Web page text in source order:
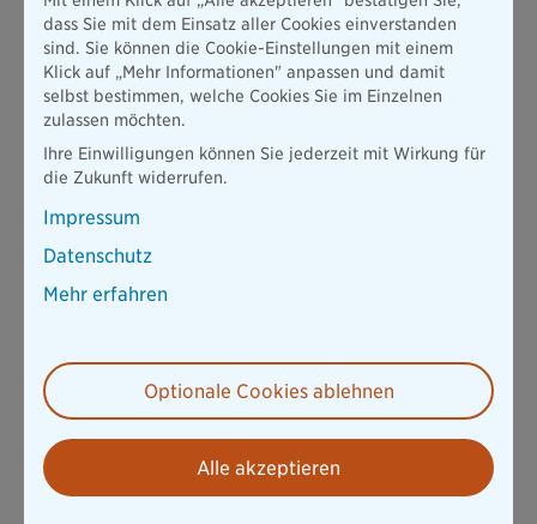
zumDatenschutz.
Sichere Verbindung: Ihre Daten werden SSL-verschlüsselt
übertragen.
dass Sie mit dem Einsatz aller Cookies einverstanden
sind. Sie können die Cookie-Einstellungen mit einem
Klick auf „Mehr Informationen" anpassen und damit
selbst bestimmen, welche Cookies Sie im Einzelnen
zulassen möchten.
Ihre Einwilligungen können Sie jederzeit mit Wirkung für
die Zukunft widerrufen.
Impressum
Datenschutz
Mehr erfahren
Optionale Cookies ablehnen
Alle akzeptieren